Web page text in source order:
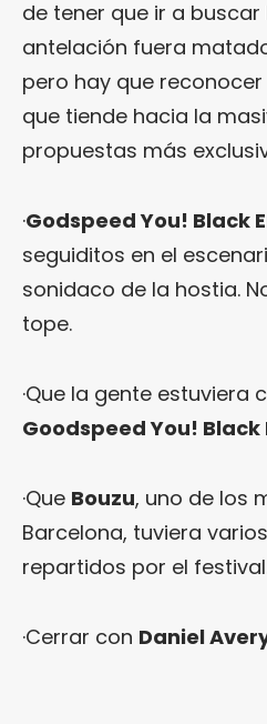
de tener que ir a
antelación fuera
pero hay que
que tiende hacia la
propuestas más
·Godspeed You! Black
seguiditos en el
sonidaco de la hostia.
tope.
·Que la gente estuviera
Goodspeed You! Black
·Que Bouzu, uno de los
Barcelona, tuviera
repartidos por el
·Cerrar con Daniel